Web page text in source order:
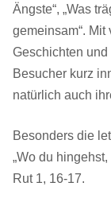
Ängste“, „Was
gemeinsam“.
Geschichten
Besucher kurz
natürlich auch
Besonders die
„Wo du
Rut 1, 16-17.